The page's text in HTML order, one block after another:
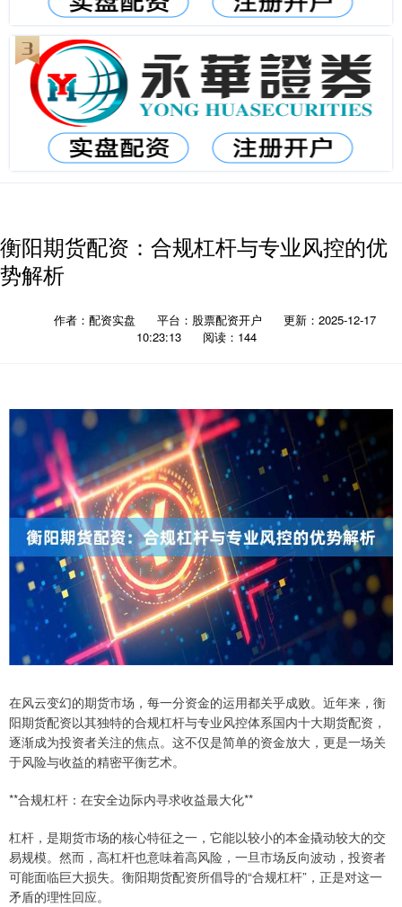
衡阳期货配资：合规杠杆与专业风控的优
势解析
作者：配资实盘 平台：股票配资开户
更新：2025-12-17
10:23:13
阅读：144
在风云变幻的期货市场，每一分资金的运用都关乎成败。近年来，衡
阳期货配资以其独特的合规杠杆与专业风控体系国内十大期货配资，
逐渐成为投资者关注的焦点。这不仅是简单的资金放大，更是一场关
于风险与收益的精密平衡艺术。
**合规杠杆：在安全边际内寻求收益最大化**
杠杆，是期货市场的核心特征之一，它能以较小的本金撬动较大的交
易规模。然而，高杠杆也意味着高风险，一旦市场反向波动，投资者
可能面临巨大损失。衡阳期货配资所倡导的“合规杠杆”，正是对这一
矛盾的理性回应。